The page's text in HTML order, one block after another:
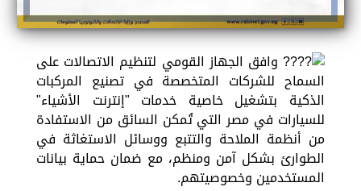
وافق الجهاز القومي لتنظيم الاتصالات على
السماح للشركات المتخصصة في تصنيع المركبات
الذكية بتشغيل خاصية خدمات "إنترنت الأشياء"
للسيارات في مصر التي تُمكن السائق من الاستفادة
من أنظمة الملاحة والتتبع ووسائل الاستغاثة في
الطوارئ بشكل آمن ومنظم، مع ضمان حماية بيانات
المستخدمين وخصوصيتهم.